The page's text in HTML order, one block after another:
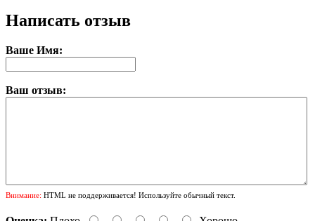
Написать отзыв
Ваше Имя:
Ваш отзыв:
Внимание: HTML не поддерживается! Используйте обычный текст.